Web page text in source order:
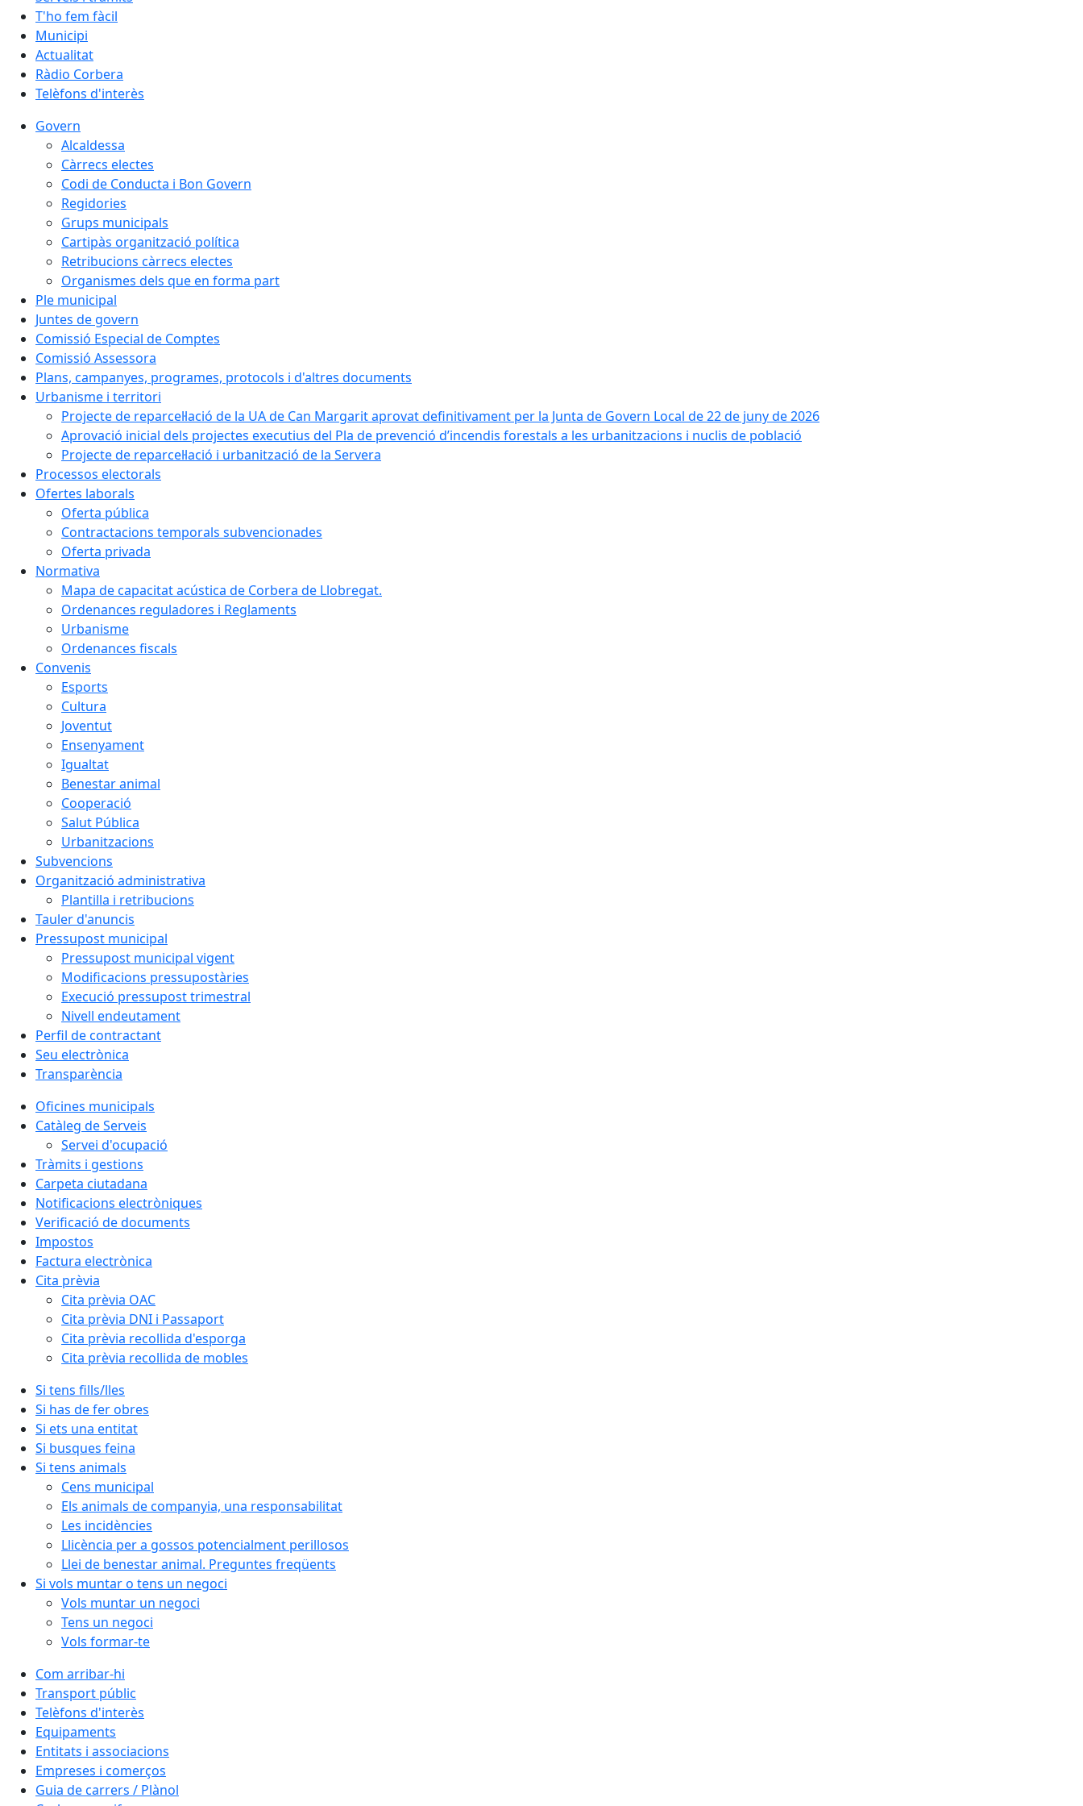
T'ho fem fàcil
Municipi
Actualitat
Ràdio Corbera
Telèfons d'interès
Govern
Alcaldessa
Càrrecs electes
Codi de Conducta i Bon Govern
Regidories
Grups municipals
Cartipàs organització política
Retribucions càrrecs electes
Organismes dels que en forma part
Ple municipal
Juntes de govern
Comissió Especial de Comptes
Comissió Assessora
Plans, campanyes, programes, protocols i d'altres documents
Urbanisme i territori
Projecte de reparcel·lació de la UA de Can Margarit aprovat definitivament per la Junta de Govern Local de 22 de juny de 2026
Aprovació inicial dels projectes executius del Pla de prevenció d’incendis forestals a les urbanitzacions i nuclis de població
Projecte de reparcel·lació i urbanització de la Servera
Processos electorals
Ofertes laborals
Oferta pública
Contractacions temporals subvencionades
Oferta privada
Normativa
Mapa de capacitat acústica de Corbera de Llobregat.
Ordenances reguladores i Reglaments
Urbanisme
Ordenances fiscals
Convenis
Esports
Cultura
Joventut
Ensenyament
Igualtat
Benestar animal
Cooperació
Salut Pública
Urbanitzacions
Subvencions
Organització administrativa
Plantilla i retribucions
Tauler d'anuncis
Pressupost municipal
Pressupost municipal vigent
Modificacions pressupostàries
Execució pressupost trimestral
Nivell endeutament
Perfil de contractant
Seu electrònica
Transparència
Oficines municipals
Catàleg de Serveis
Servei d'ocupació
Tràmits i gestions
Carpeta ciutadana
Notificacions electròniques
Verificació de documents
Impostos
Factura electrònica
Cita prèvia
Cita prèvia OAC
Cita prèvia DNI i Passaport
Cita prèvia recollida d'esporga
Cita prèvia recollida de mobles
Si tens fills/lles
Si has de fer obres
Si ets una entitat
Si busques feina
Si tens animals
Cens municipal
Els animals de companyia, una responsabilitat
Les incidències
Llicència per a gossos potencialment perillosos
Llei de benestar animal. Preguntes freqüents
Si vols muntar o tens un negoci
Vols muntar un negoci
Tens un negoci
Vols formar-te
Com arribar-hi
Transport públic
Telèfons d'interès
Equipaments
Entitats i associacions
Empreses i comerços
Guia de carrers / Plànol